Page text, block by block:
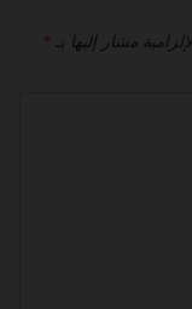
مشار إليها بـ *